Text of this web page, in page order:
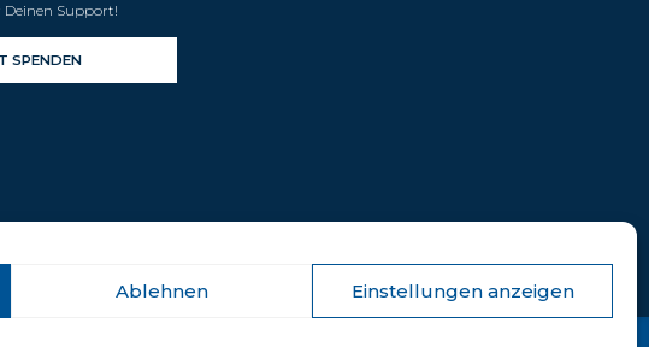
Ablehnen Einstellungen anzeigen
Support!